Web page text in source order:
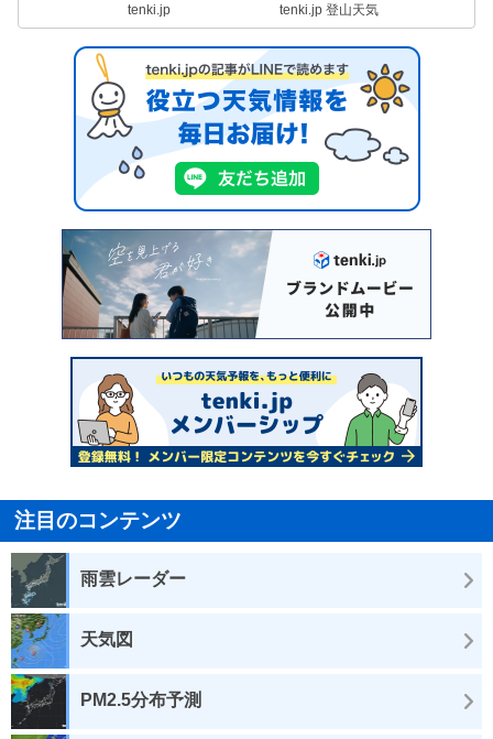
tenki.jp tenki.jp 登山天気
注目のコンテンツ
雨雲レーダー
天気図
PM2.5分布予測